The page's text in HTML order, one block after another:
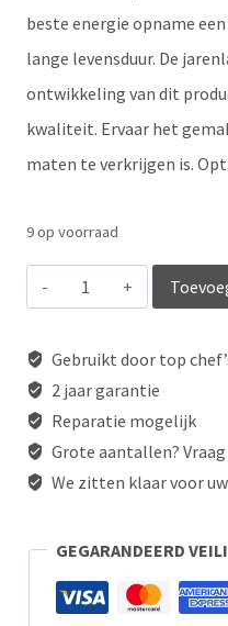
beste energie opname
lange levensduur. De
ontwikkeling van dit
kwaliteit. Ervaar het
maten te verkrijgen is.
9 op voorraad
Steelpan
aantal
Gebruikt door top
2 jaar garantie
Reparatie mogelijk
Grote aantallen?
We zitten klaar voor
GEGARANDEERD